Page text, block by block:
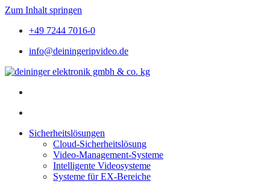
Zum Inhalt springen
+49 7244 7016-0
info@deiningeripvideo.de
Sicherheitslösungen
Cloud-Sicherheitslösung
Video-Management-Systeme
Intelligente Videosysteme
Systeme für EX-Bereiche